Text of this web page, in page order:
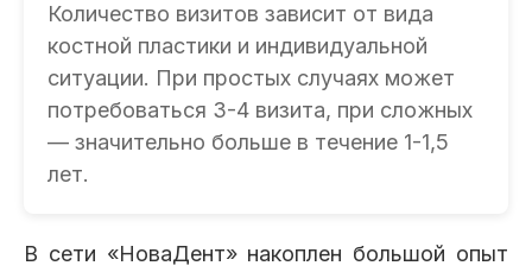
Количество визитов зависит от вида
костной пластики и индивидуальной
ситуации. При простых случаях может
потребоваться 3-4 визита, при сложных
— значительно больше в течение 1-1,5
лет.
В сети «НоваДент» накоплен большой опыт